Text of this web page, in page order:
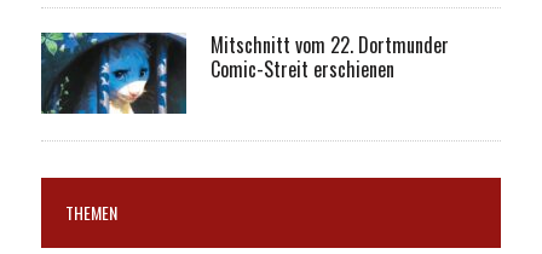
Mitschnitt vom 22. Dortmunder
Comic-Streit erschienen
THEMEN